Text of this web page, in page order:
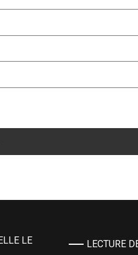
LE
LECTURE